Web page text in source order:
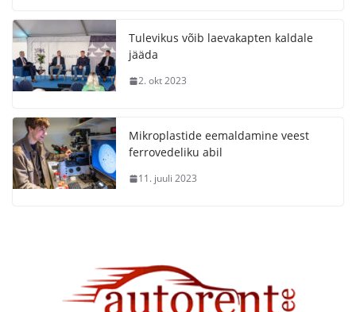
Tulevikus võib laevakapten kaldale
jääda
2. okt 2023
Mikroplastide eemaldamine veest
ferrovedeliku abil
11. juuli 2023